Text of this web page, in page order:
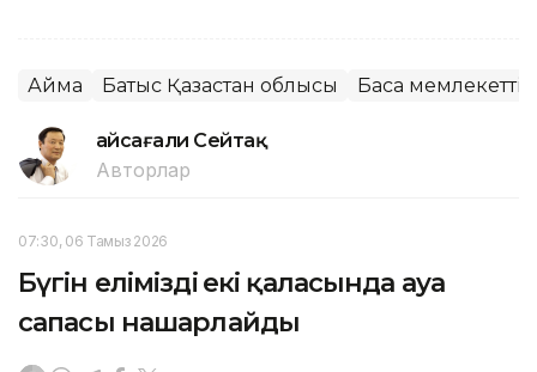
Аймақ Батыс Қазақстан облысы Басқа
Ғайсағали Сейтақ
Авторлар
07:30, 06 Тамыз 2026
Бүгін еліміздің екі қаласында ауа
сапасы нашарлайды